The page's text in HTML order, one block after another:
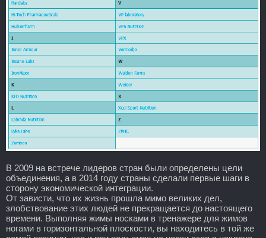
В 2009 на встрече лидеров стран были определены цели
объединения, а в 2014 году страны сделали первые шаги в
сторону экономической интеграции.
От зависти, что их жизнь прошла мимо великих дел,
злобствование этих людей не прекращается до настоящего
времени. Выполняя жимы носками в тренажере для жимов
ногами в горизонтальной плоскости, вы находитесь в той же